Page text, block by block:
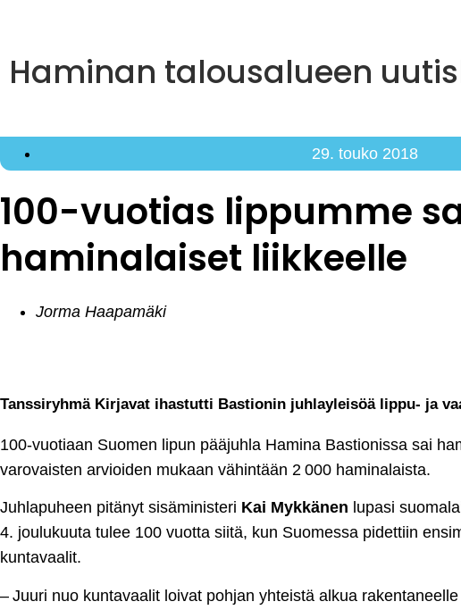
Haminan talousalueen
29. touko 2018
100-vuotias lippumme
haminalaiset liikkeelle
Jorma Haapamäki
Tanssiryhmä Kirjavat ihastutti Bastionin juhlayleisöä lippu- ja
100-vuotiaan Suomen lipun pääjuhla Hamina Bastionissa sai
varovaisten arvioiden mukaan vähintään 2 000 haminalaista.
Juhlapuheen pitänyt sisäministeri Kai Mykkänen lupasi
4. joulukuuta tulee 100 vuotta siitä, kun Suomessa pidettiin
kuntavaalit.
– Juuri nuo kuntavaalit loivat pohjan yhteistä alkua